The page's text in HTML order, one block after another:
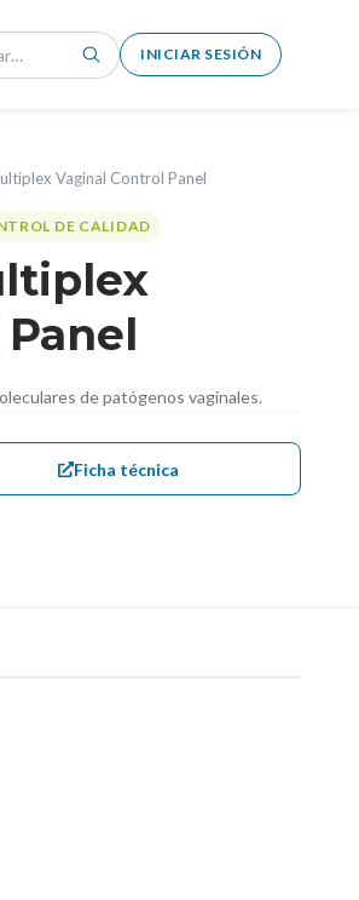
INICIAR SESIÓN
Vaginal Control Panel
DE CALIDAD
de patógenos vaginales.
Ficha técnica